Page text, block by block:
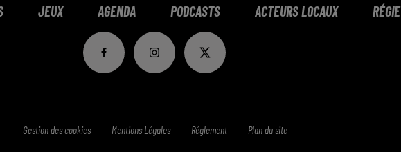
JEUX AGENDA PODCASTS ACTEURS LOCAUX RÉGIE
Gestion des cookies Mentions Légales Réglement Plan du site